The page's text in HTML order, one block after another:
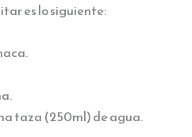
es lo siguiente:
taza (250ml) de agua.